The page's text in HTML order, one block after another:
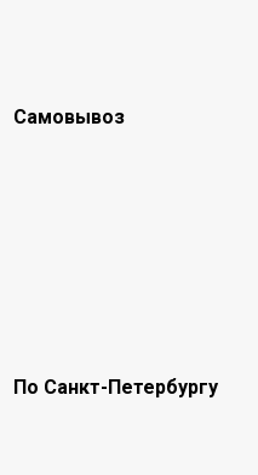
Самовывоз
По Санкт-Петербургу